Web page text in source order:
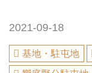
2021-09-18
基地・駐屯地